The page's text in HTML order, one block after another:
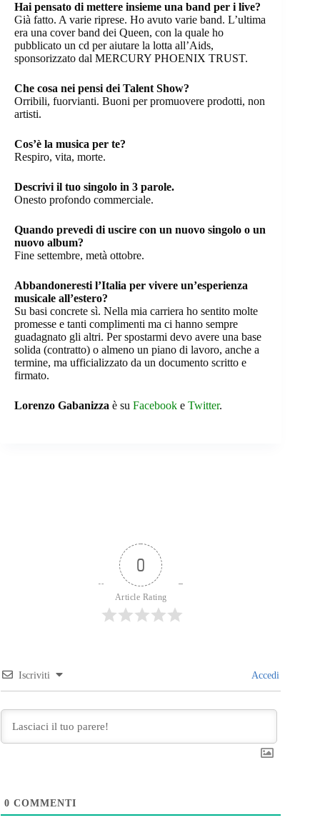
Hai pensato di mettere insieme una band per i live?
Già fatto. A varie riprese. Ho avuto varie band. L’ultima
era una cover band dei Queen, con la quale ho
pubblicato un cd per aiutare la lotta all’Aids,
sponsorizzato dal MERCURY PHOENIX TRUST.
Che cosa nei pensi dei Talent Show?
Orribili, fuorvianti. Buoni per promuovere prodotti, non
artisti.
Cos’è la musica per te?
Respiro, vita, morte.
Descrivi il tuo singolo in 3 parole.
Onesto profondo commerciale.
Quando prevedi di uscire con un nuovo singolo o un
nuovo album?
Fine settembre, metà ottobre.
Abbandoneresti l’Italia per vivere un’esperienza
musicale all’estero?
Su basi concrete sì. Nella mia carriera ho sentito molte
promesse e tanti complimenti ma ci hanno sempre
guadagnato gli altri. Per spostarmi devo avere una base
solida (contratto) o almeno un piano di lavoro, anche a
termine, ma ufficializzato da un documento scritto e
firmato.
Lorenzo Gabanizza è su Facebook e Twitter.
0
Article Rating
Iscriviti Accedi
0 COMMENTI